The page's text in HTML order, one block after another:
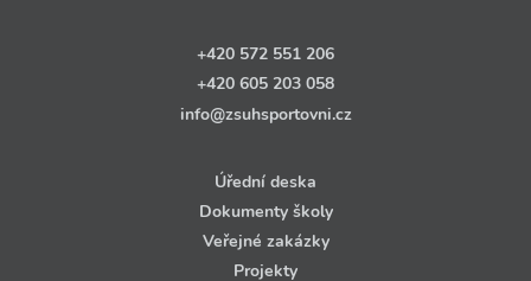
+420 572 551 206
+420 605 203 058
info@zsuhsportovni.cz
Úřední deska
Dokumenty školy
Veřejné zakázky
Projekty